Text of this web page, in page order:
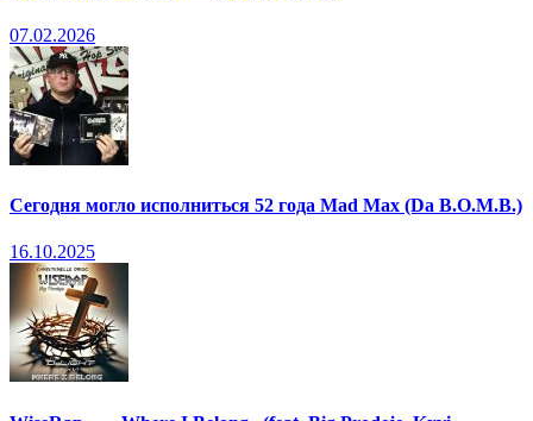
07.02.2026
Сегодня могло исполниться 52 года Mad Max (Da B.O.M.B.)
16.10.2025